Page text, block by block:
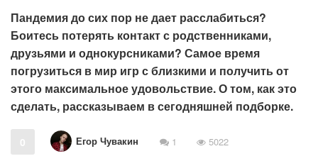
Пандемия до сих пор не дает расслабиться?
Боитесь потерять контакт с родственниками,
друзьями и однокурсниками? Самое время
погрузиться в мир игр с близкими и получить от
этого максимальное удовольствие. О том, как это
сделать, рассказываем в сегодняшней подборке.
0 Егор Чувакин 1 5022